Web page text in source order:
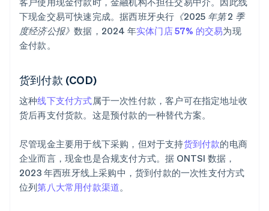
下现金交易可快速完成。据西班牙央行 《2025 年第 2 季
度经济公报》数据，2024 年实体门店 57% 的交易为现
金付款。
货到付款 (COD)
这种线下支付方式属于一次性付款，客户可在指定地址收
货后再支付货款。这是预付款的一种替代方案。
尽管现金主要用于线下采购，但对于支持货到付款的电商
企业而言，现金也是合规支付方式。据 ONTSI 数据，
2023 年西班牙线上采购中，货到付款的一次性支付方式
位列第八大常用付款渠道。